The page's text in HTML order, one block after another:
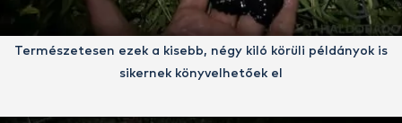
Természetesen ezek a kisebb, négy kiló körüli példányok is
sikernek könyvelhetőek el